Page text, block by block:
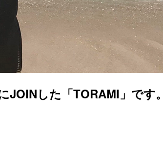
JOINした「TORAMI」です